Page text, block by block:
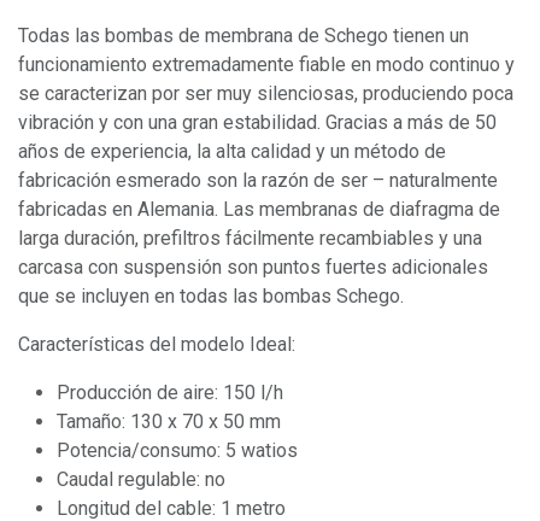
Todas las bombas de membrana de Schego tienen un
funcionamiento extremadamente fiable en modo continuo y
se caracterizan por ser muy silenciosas, produciendo poca
vibración y con una gran estabilidad. Gracias a más de 50
años de experiencia, la alta calidad y un método de
fabricación esmerado son la razón de ser – naturalmente
fabricadas en Alemania. Las membranas de diafragma de
larga duración, prefiltros fácilmente recambiables y una
carcasa con suspensión son puntos fuertes adicionales
que se incluyen en todas las bombas Schego.
Características del modelo Ideal:
Producción de aire: 150 l/h
Tamaño: 130 x 70 x 50 mm
Potencia/consumo: 5 watios
Caudal regulable: no
Longitud del cable: 1 metro